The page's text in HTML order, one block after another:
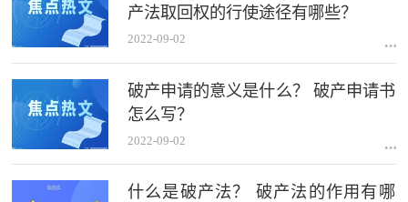
产法取回权的行使途径有哪些？
2022-09-02
破产申请的意义是什么？ 破产申请书
怎么写？
2022-09-02
什么是破产法？ 破产法的作用有哪